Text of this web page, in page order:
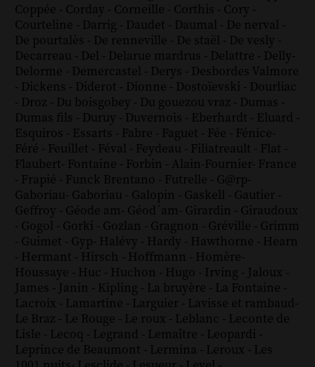
Coppée - Corday - Corneille - Corthis - Cory -
Courteline - Darrig - Daudet - Daumal - De nerval -
De pourtalès - De renneville - De staël - De vesly -
Decarreau - Del - Delarue mardrus - Delattre - Delly-
Delorme - Demercastel - Derys - Desbordes Valmore
- Dickens - Diderot - Dionne - Dostoïevski - Dourliac
- Droz - Du boisgobey - Du gouezou vraz - Dumas -
Dumas fils - Duruy - Duvernois - Eberhardt - Eluard -
Esquiros - Essarts - Fabre - Faguet - Fée - Fénice-
Féré - Feuillet - Féval - Feydeau - Filiatreault - Flat -
Flaubert- Fontaine - Forbin - Alain-Fournier- France
- Frapié - Funck Brentano - Futrelle - G@rp-
Gaboriau- Gaboriau - Galopin - Gaskell - Gautier -
Geffroy - Géode am- Géod´am- Girardin - Giraudoux
- Gogol - Gorki - Gozlan - Gragnon - Gréville - Grimm
- Guimet - Gyp- Halévy - Hardy - Hawthorne - Hearn
- Hermant - Hirsch - Hoffmann - Homère-
Houssaye - Huc - Huchon - Hugo - Irving - Jaloux -
James - Janin - Kipling - La bruyère - La Fontaine -
Lacroix - Lamartine - Larguier - Lavisse et rambaud-
Le Braz - Le Rouge - Le roux - Leblanc - Leconte de
Lisle - Lecoq - Legrand - Lemaître - Leopardi -
Leprince de Beaumont - Lermina - Leroux - Les